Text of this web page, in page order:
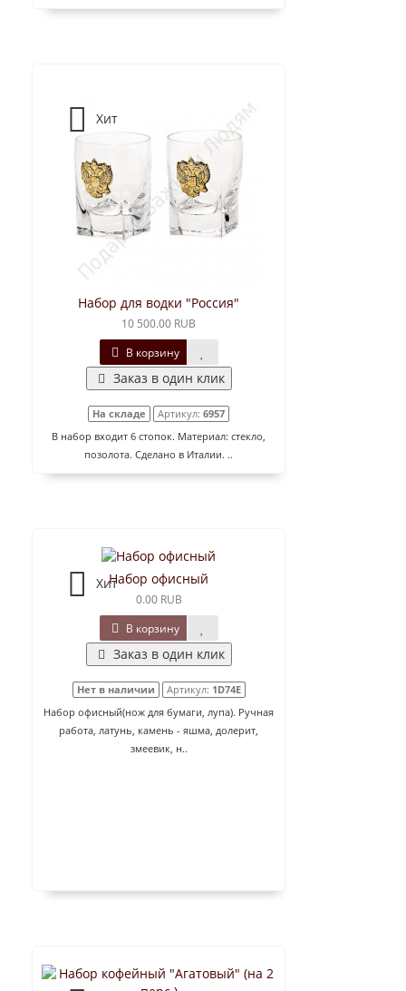
Хит
Набор для водки "Россия"
10 500.00 RUB
В корзину
Заказ в один клик
На складе Артикул: 6957
В набор входит 6 стопок. Материал: стекло,
позолота. Сделано в Италии. ..
ХитНабор офисный
0.00 RUB
В корзину
Заказ в один клик
Нет в наличии Артикул: 1D74E
Набор офисный(нож для бумаги, лупа). Ручная
работа, латунь, камень - яшма, долерит,
змеевик, н..